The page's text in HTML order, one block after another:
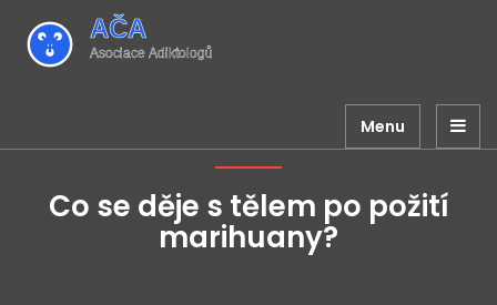
Menu
Co se děje s tělem po požití
marihuany?